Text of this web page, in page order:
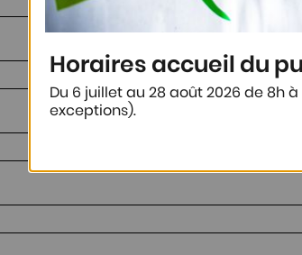
Horaires accueil du
Du 6 juillet au 28 août 2026 de 8h
exceptions).